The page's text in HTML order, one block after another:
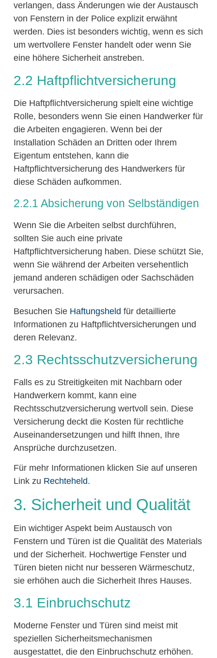
verlangen, dass Änderungen wie der Austausch
von Fenstern in der Police explizit erwähnt
werden. Dies ist besonders wichtig, wenn es sich
um wertvollere Fenster handelt oder wenn Sie
eine höhere Sicherheit anstreben.
2.2 Haftpflichtversicherung
Die Haftpflichtversicherung spielt eine wichtige
Rolle, besonders wenn Sie einen Handwerker für
die Arbeiten engagieren. Wenn bei der
Installation Schäden an Dritten oder Ihrem
Eigentum entstehen, kann die
Haftpflichtversicherung des Handwerkers für
diese Schäden aufkommen.
2.2.1 Absicherung von Selbständigen
Wenn Sie die Arbeiten selbst durchführen,
sollten Sie auch eine private
Haftpflichtversicherung haben. Diese schützt Sie,
wenn Sie während der Arbeiten versehentlich
jemand anderen schädigen oder Sachschäden
verursachen.
Besuchen Sie Haftungsheld für detaillierte
Informationen zu Haftpflichtversicherungen und
deren Relevanz.
2.3 Rechtsschutzversicherung
Falls es zu Streitigkeiten mit Nachbarn oder
Handwerkern kommt, kann eine
Rechtsschutzversicherung wertvoll sein. Diese
Versicherung deckt die Kosten für rechtliche
Auseinandersetzungen und hilft Ihnen, Ihre
Ansprüche durchzusetzen.
Für mehr Informationen klicken Sie auf unseren
Link zu Rechteheld.
3. Sicherheit und Qualität
Ein wichtiger Aspekt beim Austausch von
Fenstern und Türen ist die Qualität des Materials
und der Sicherheit. Hochwertige Fenster und
Türen bieten nicht nur besseren Wärmeschutz,
sie erhöhen auch die Sicherheit Ihres Hauses.
3.1 Einbruchschutz
Moderne Fenster und Türen sind meist mit
speziellen Sicherheitsmechanismen
ausgestattet, die den Einbruchschutz erhöhen.